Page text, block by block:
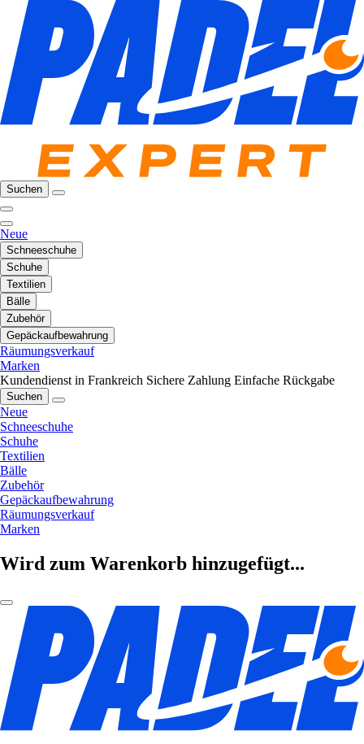
Suchen
Neue
Schneeschuhe
Schuhe
Textilien
Bälle
Zubehör
Gepäckaufbewahrung
Räumungsverkauf
Marken
Kundendienst in Frankreich Sichere Zahlung Einfache Rückgabe
Suchen
Neue
Schneeschuhe
Schuhe
Textilien
Bälle
Zubehör
Gepäckaufbewahrung
Räumungsverkauf
Marken
Wird zum Warenkorb hinzugefügt...